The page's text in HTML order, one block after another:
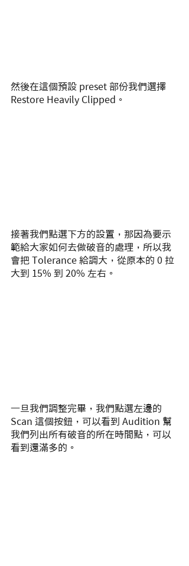
然後在這個預設 preset 部份我們選擇
Restore Heavily Clipped。
接著我們點選下方的設置，那因為要示
範給大家如何去做破音的處理，所以我
會把 Tolerance 給調大，從原本的 0 拉
大到 15% 到 20% 左右。
一旦我們調整完畢，我們點選左邊的
Scan 這個按鈕，可以看到 Audition 幫
我們列出所有破音的所在時間點，可以
看到還滿多的。